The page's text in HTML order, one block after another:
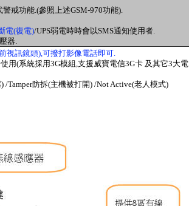
戒功能.(參照上述GSM-970功能).
電(復電)/UPS弱電時時會以SMS通知使用者.
器.
視訊鏡頭),可撥打影像電話即可.
用(系統採用3G模組,支援威寶電信3G卡 及其它3大電
Tamper防拆(主機被打開) /Not Active(老人模式)